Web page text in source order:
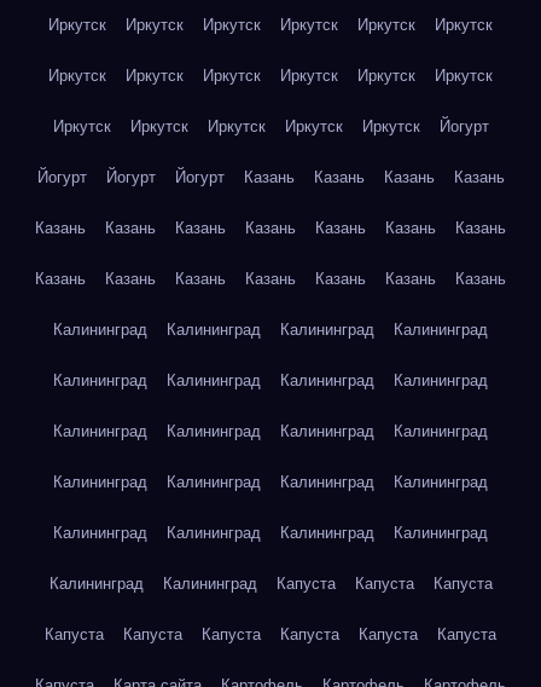
Иркутск Иркутск Иркутск Иркутск Иркутск Иркутск
Иркутск Иркутск Иркутск Иркутск Иркутск Иркутск
Иркутск Иркутск Иркутск Иркутск Иркутск Йогурт
Йогурт Йогурт Йогурт Казань Казань Казань Казань
Казань Казань Казань Казань Казань Казань Казань
Казань Казань Казань Казань Казань Казань Казань
Калининград Калининград Калининград Калининград
Калининград Калининград Калининград Калининград
Калининград Калининград Калининград Калининград
Калининград Калининград Калининград Калининград
Калининград Калининград Калининград Калининград
Калининград Калининград Капуста Капуста Капуста
Капуста Капуста Капуста Капуста Капуста Капуста